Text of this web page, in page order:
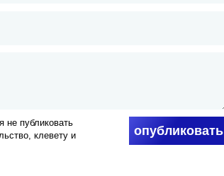
не публиковать
клевету и
опубликовать